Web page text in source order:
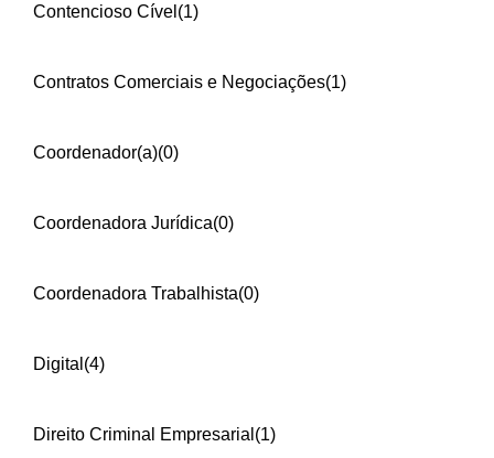
Contencioso Cível (1)
Contratos Comerciais e Negociações(1)
Coordenador(a)(0)
Coordenadora Jurídica(0)
Coordenadora Trabalhista(0)
Digital (4)
Direito Criminal Empresarial (1)